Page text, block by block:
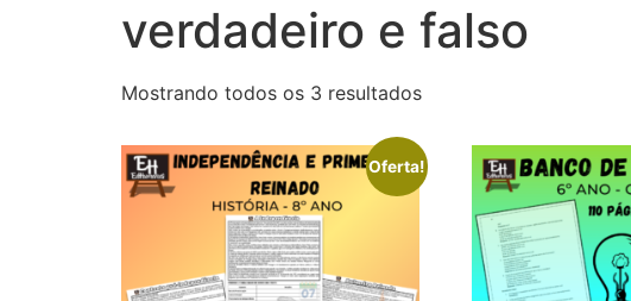
verdadeiro e falso
Mostrando todos os 3 resultados
Oferta!